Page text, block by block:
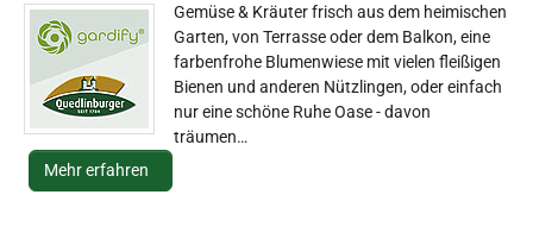
Gemüse & Kräuter frisch aus dem heimischen
Garten, von Terrasse oder dem Balkon, eine
farbenfrohe Blumenwiese mit vielen fleißigen
Bienen und anderen Nützlingen, oder einfach
nur eine schöne Ruhe Oase - davon
träumen…
Mehr erfahren